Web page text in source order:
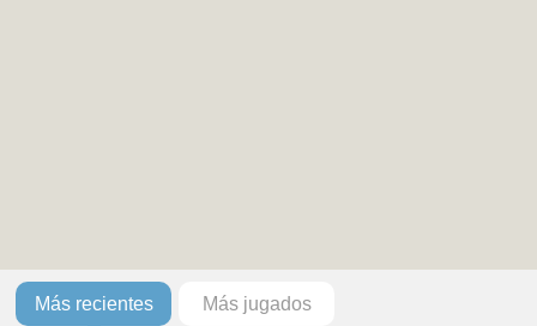
Más recientes Más jugados